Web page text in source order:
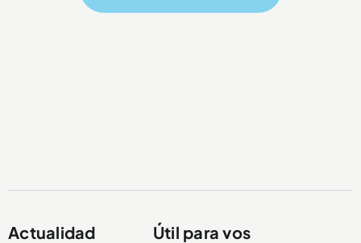
Actualidad Útil para vos